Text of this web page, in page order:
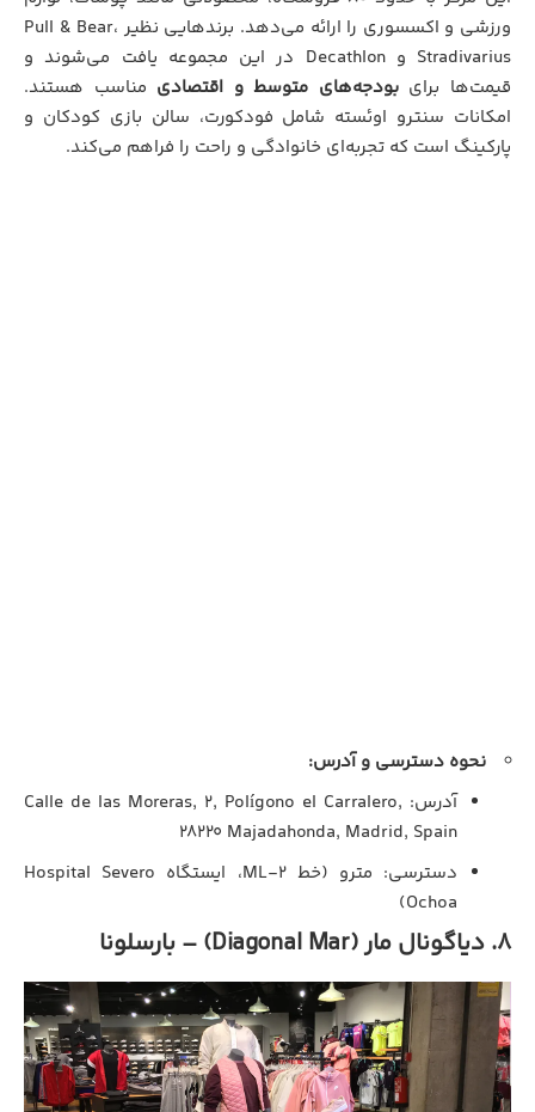
ورزشی و اکسسوری را ارائه می‌دهد. برندهایی نظیر Pull & Bear،
Stradivarius و Decathlon در این مجموعه یافت می‌شوند و
قیمت‌ها برایبودجه‌های متوسط و اقتصادی مناسب هستند.
امکانات سنترو اوئسته شامل فودکورت، سالن بازی کودکان و
پارکینگ است که تجربه‌ای خانوادگی و راحت را فراهم می‌کند.
نحوه دسترسی و آدرس:
آدرس: Calle de las Moreras, 2, Polígono el Carralero,
28220 Majadahonda, Madrid, Spain
دسترسی: مترو (خط ML-2، ایستگاه Hospital Severo
Ochoa)
۸. دیاگونال مار (Diagonal Mar) – بارسلونا